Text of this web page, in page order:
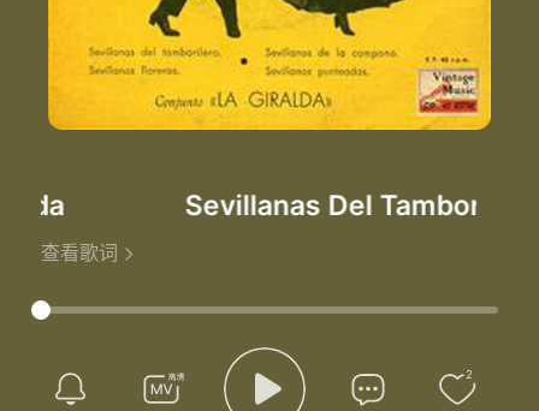
Sevillanas Del Tamborilero
查看歌词
2